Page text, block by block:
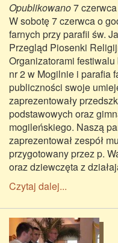
Opublikowano7
W sobotę 7 czerwca o
farnych przy parafii św.
Przegląd Piosenki
Organizatorami festiwalu
nr 2 w Mogilnie i parafia
publiczności swoje
zaprezentowały
podstawowych oraz
mogileńskiego. Naszą
zaprezentował zespół
przygotowany przez p.
oraz dziewczęta z
Czytaj dalej...